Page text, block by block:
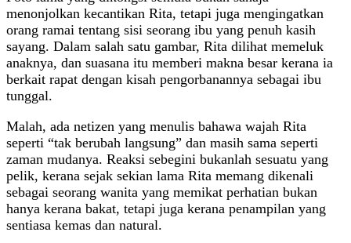
menonjolkan kecantikan Rita, tetapi juga mengingatkan
orang ramai tentang sisi seorang ibu yang penuh kasih
sayang. Dalam salah satu gambar, Rita dilihat memeluk
anaknya, dan suasana itu memberi makna besar kerana ia
berkait rapat dengan kisah pengorbanannya sebagai ibu
tunggal.
Malah, ada netizen yang menulis bahawa wajah Rita
seperti “tak berubah langsung” dan masih sama seperti
zaman mudanya. Reaksi sebegini bukanlah sesuatu yang
pelik, kerana sejak sekian lama Rita memang dikenali
sebagai seorang wanita yang memikat perhatian bukan
hanya kerana bakat, tetapi juga kerana penampilan yang
sentiasa kemas dan natural.